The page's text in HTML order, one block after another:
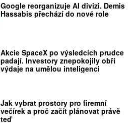
Google reorganizuje AI divizi. Demis
Hassabis přechází do nové role
Akcie SpaceX po výsledcích prudce
padají. Investory znepokojily obří
výdaje na umělou inteligenci
Jak vybrat prostory pro firemní
večírek a proč začít plánovat právě
teď